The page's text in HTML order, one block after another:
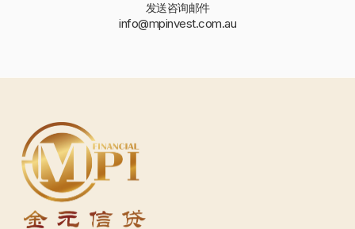
发送咨询邮件
info@mpinvest.com.au